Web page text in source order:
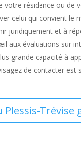
résidence ou
celui qui convient le
juridiquement et à
aux évaluations sur
grande capacité à
de contacter
Plessis-